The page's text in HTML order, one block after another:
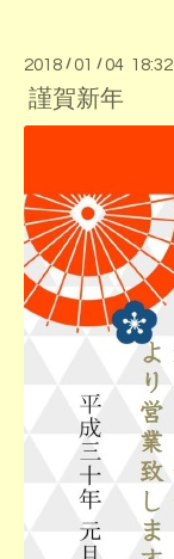
2018 / 01 / 04 18:32
謹賀新年